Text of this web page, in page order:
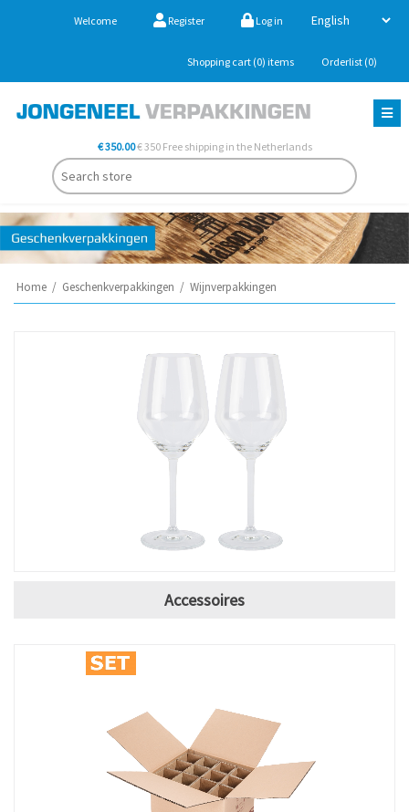
Welcome Register Log in
Shopping cart (0) items Orderlist (0)
€ 350.00€ 350 Free shipping in the Netherlands
Home / Geschenkverpakkingen / Wijnverpakkingen
Accessoires